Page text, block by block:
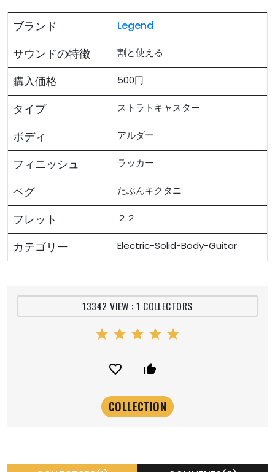
ブランド Legend
サウンドの特徴 割と使える
購入価格 500円
タイプ ストラトキャスター
ボディ アルダー
フィニッシュ ラッカー
ペグ たぶんキクタニ
フレット ２２
カテゴリー Electric-Solid-Body-Guitar
13342 VIEW : 1 COLLECTORS
star star star star star
favorite_border thumb_up_alt